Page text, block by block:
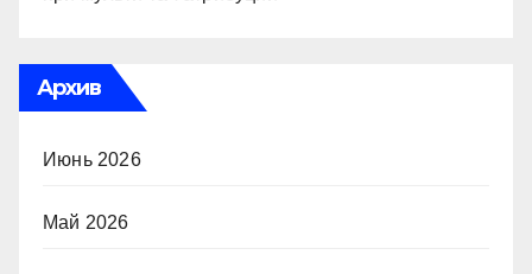
Архив
Июнь 2026
Май 2026